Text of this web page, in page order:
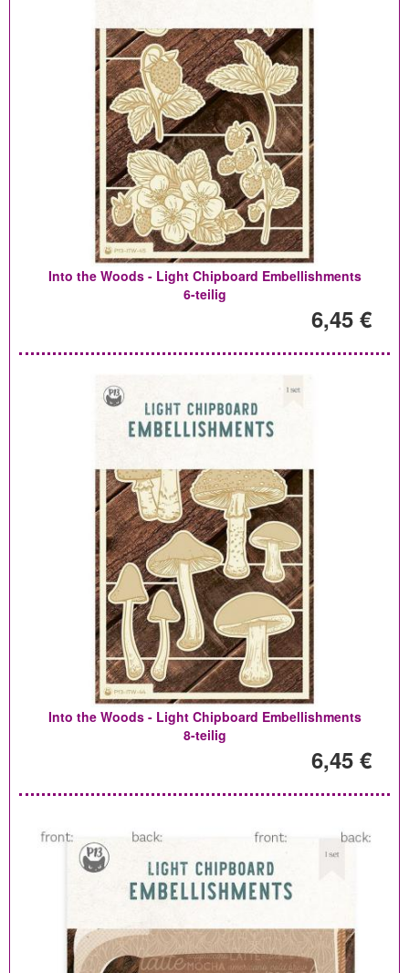
Into the Woods - Light Chipboard Embellishments
6-teilig
6,45 €
Into the Woods - Light Chipboard Embellishments
8-teilig
6,45 €